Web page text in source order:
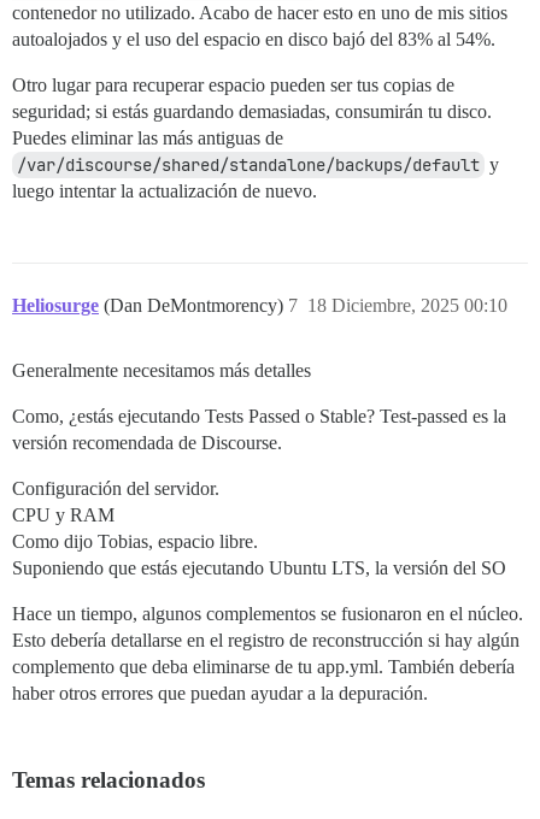
contenedor no utilizado. Acabo de hacer esto en uno de mis sitios
autoalojados y el uso del espacio en disco bajó del 83% al 54%.
Otro lugar para recuperar espacio pueden ser tus copias de
seguridad; si estás guardando demasiadas, consumirán tu disco.
Puedes eliminar las más antiguas de
/var/discourse/shared/standalone/backups/default y
luego intentar la actualización de nuevo.
Heliosurge (Dan DeMontmorency) 18 Diciembre, 2025 00:10
7
Generalmente necesitamos más detalles
Como, ¿estás ejecutando Tests Passed o Stable? Test-passed es la
versión recomendada de Discourse.
Configuración del servidor.
CPU y RAM
Como dijo Tobias, espacio libre.
Suponiendo que estás ejecutando Ubuntu LTS, la versión del SO
Hace un tiempo, algunos complementos se fusionaron en el núcleo.
Esto debería detallarse en el registro de reconstrucción si hay algún
complemento que deba eliminarse de tu app.yml. También debería
haber otros errores que puedan ayudar a la depuración.
Temas relacionados